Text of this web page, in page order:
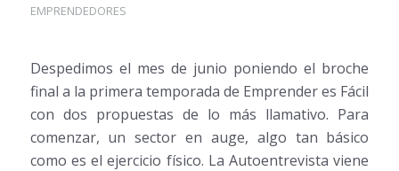
EMPRENDEDORES
Despedimos el mes de junio poniendo el broche
final a la primera temporada de Emprender es Fácil
con dos propuestas de lo más llamativo. Para
comenzar, un sector en auge, algo tan básico
como es el ejercicio físico. La Autoentrevista viene